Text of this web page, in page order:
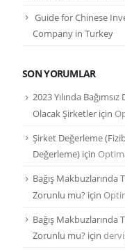
Guide for Chinese
Company in Turkey
SON YORUMLAR
2023 Yılında
Olacak Şirketler için
Şirket Değerleme
Değerleme) için
Bağış Makbuzlarında
Zorunlu mu? için
Bağış Makbuzlarında
Zorunlu mu? için